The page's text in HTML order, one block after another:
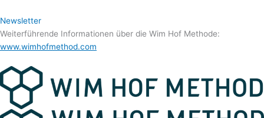
Newsletter
Weiterführende Informationen über die Wim Hof Methode:
www.wimhofmethod.com